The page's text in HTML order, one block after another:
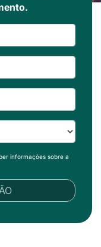
informações sobre a